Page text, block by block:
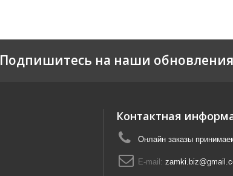
Подпишитесь на наши обновления
Контактная
Онлайн заказы
E-mail: